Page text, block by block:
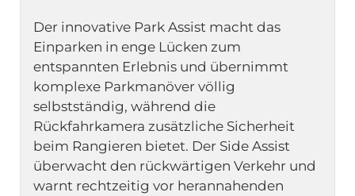
Der innovative Park Assist macht das
Einparken in enge Lücken zum
entspannten Erlebnis und übernimmt
komplexe Parkmanöver völlig
selbstständig, während die
Rückfahrkamera zusätzliche Sicherheit
beim Rangieren bietet. Der Side Assist
überwacht den rückwärtigen Verkehr und
warnt rechtzeitig vor herannahenden